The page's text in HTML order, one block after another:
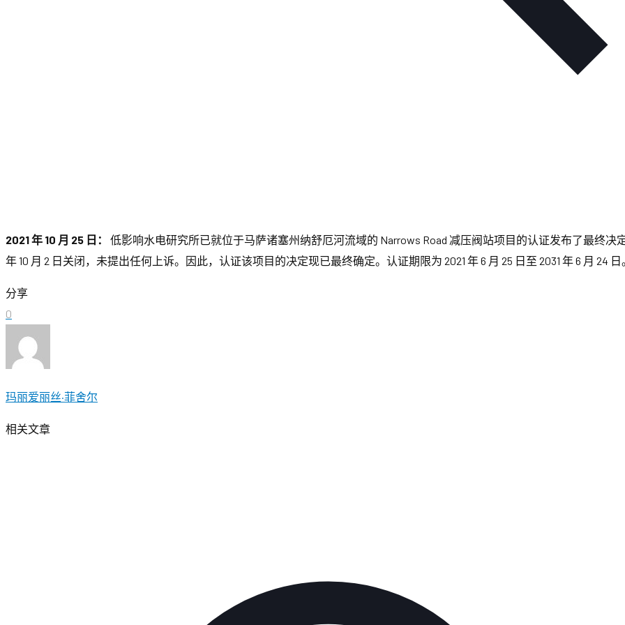
2021 年 10 月 25 日：
低影响水电研究所已就位于马萨诸塞州纳舒厄河流域的 Narrows Road 减压阀站项目的认证发布了最终决
年 10 月 2 日关闭，未提出任何上诉。因此，认证该项目的决定现已最终确定。认证期限为 2021 年 6 月 25 日至 2031 年 6 月 24 日
分享
0
玛丽爱丽丝·菲舍尔
相关文章